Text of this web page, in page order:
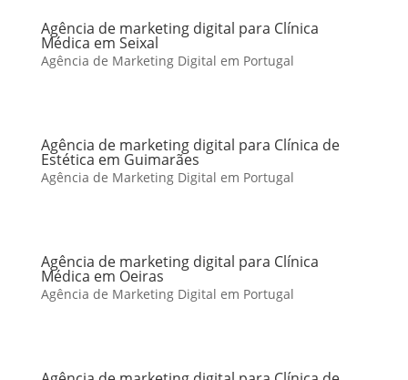
Agência de marketing digital para Clínica
Médica em Seixal
Agência de Marketing Digital em Portugal
Agência de marketing digital para Clínica de
Estética em Guimarães
Agência de Marketing Digital em Portugal
Agência de marketing digital para Clínica
Médica em Oeiras
Agência de Marketing Digital em Portugal